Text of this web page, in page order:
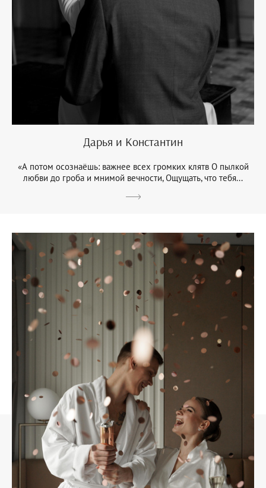
Дарья и Константин
«А потом осознаёшь: важнее всех громких клятв О пылкой
любви до гроба и мнимой вечности, Ощущать, что тебя...